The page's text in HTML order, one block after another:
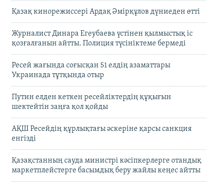
Қазақ кинорежиссері Ардақ Әмірқұлов дүниеден өтті
Журналист Динара Егеубаева үстінен қылмыстық іс
қозғалғанын айтты. Полиция түсініктеме бермеді
Ресей жағында соғысқан 51 елдің азаматтары
Украинада тұтқында отыр
Путин елден кеткен ресейліктердің құқығын
шектейтін заңға қол қойды
АҚШ Ресейдің құрлықтағы әскеріне қарсы санкция
енгізді
Қазақстанның сауда министрі кәсіпкерлерге отандық
маркетплейстерге басымдық беру жайлы кеңес айтты